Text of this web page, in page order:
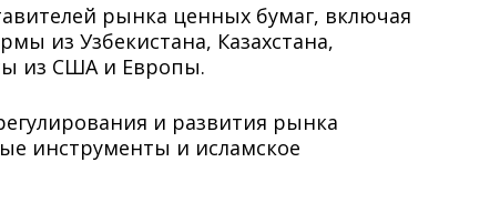
рынка ценных бумаг, включая
из Узбекистана, Казахстана,
из США и Европы.
и развития рынка
инструменты и исламское